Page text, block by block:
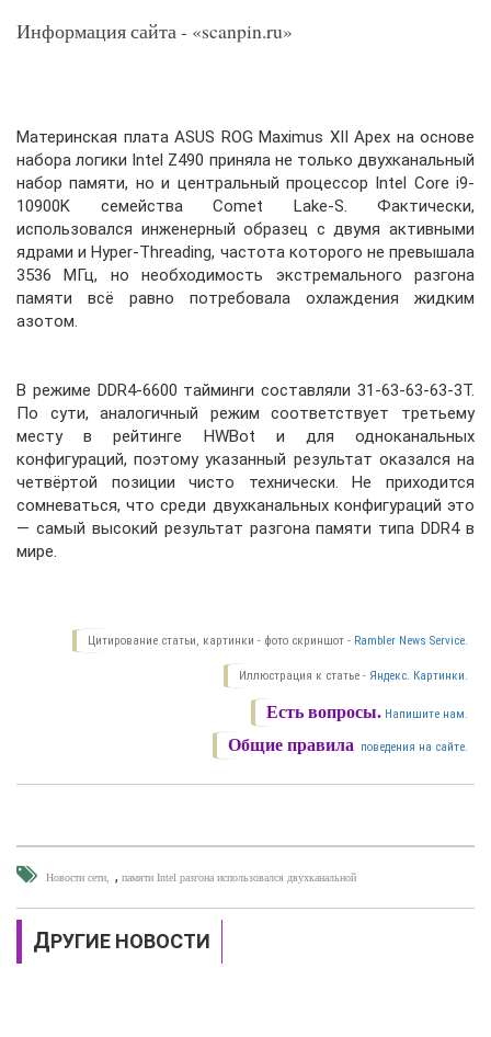
Информация сайта - «scanpin.ru»
Материнская плата ASUS ROG Maximus XII Apex на основе
набора логики Intel Z490 приняла не только двухканальный
набор памяти, но и центральный процессор Intel Core i9-
10900K семейства Comet Lake-S. Фактически,
использовался инженерный образец с двумя активными
ядрами и Hyper-Threading, частота которого не превышала
3536 МГц, но необходимость экстремального разгона
памяти всё равно потребовала охлаждения жидким
азотом.
В режиме DDR4-6600 тайминги составляли 31-63-63-63-3T.
По сути, аналогичный режим соответствует третьему
месту в рейтинге HWBot и для одноканальных
конфигураций, поэтому указанный результат оказался на
четвёртой позиции чисто технически. Не приходится
сомневаться, что среди двухканальных конфигураций это
— самый высокий результат разгона памяти типа DDR4 в
мире.
Цитирование статьи, картинки - фото скриншот - Rambler News Service.
Иллюстрация к статье - Яндекс. Картинки.
Есть вопросы. Напишите нам.
Общие правила поведения на сайте.
Новости сети , памяти Intel разгона использовался двухканальной
ДРУГИЕ НОВОСТИ